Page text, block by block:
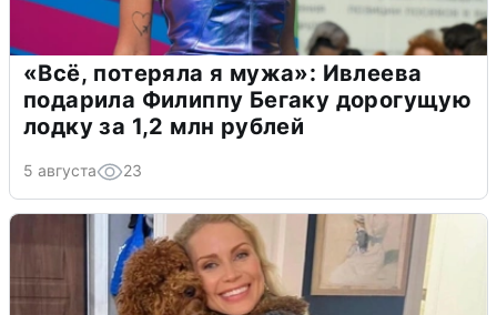
«Всё, потеряла я мужа»: Ивлеева
подарила Филиппу Бегаку дорогущую
лодку за 1,2 млн рублей
5 августа 23